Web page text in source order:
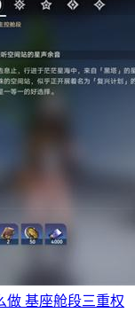
做 基座舱段三重权